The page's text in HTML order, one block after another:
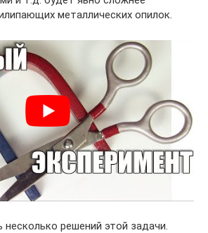
металлических опилок.
несколько решений этой задачи.